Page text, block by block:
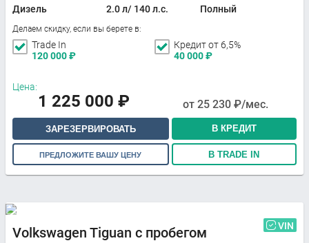
Дизель
2.0 л/ 140 л.с.
Полный
Делаем скидку, если вы берете в:
Trade In
120 000₽
Кредит от 6,5%
40 000₽
Цена:
1 225 000 ₽ от 25 230 ₽/мес.
ЗАРЕЗЕРВИРОВАТЬ В КРЕДИТ
ПРЕДЛОЖИТЕ ВАШУ ЦЕНУ В TRADE IN
Volkswagen Tiguan с пробегом VIN